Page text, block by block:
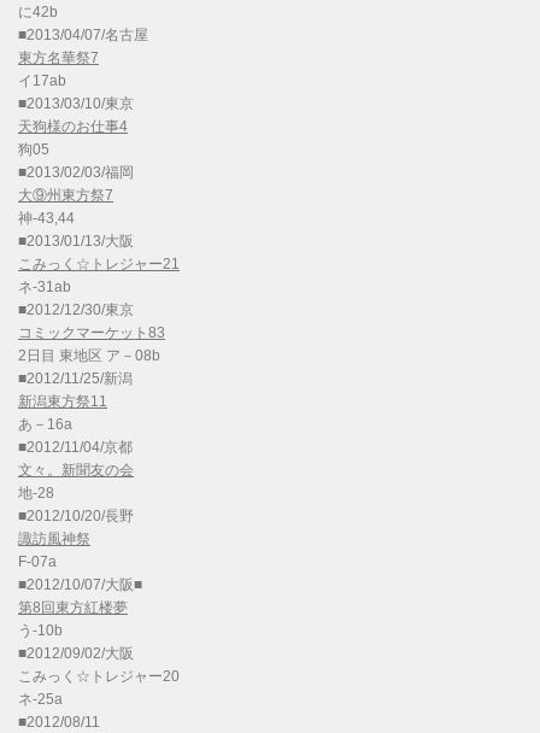
に42b
■2013/04/07/名古屋
東方名華祭7
イ17ab
■2013/03/10/東京
天狗様のお仕事4
狗05
■2013/02/03/福岡
大⑨州東方祭7
神-43,44
■2013/01/13/大阪
こみっく☆トレジャー21
ネ-31ab
■2012/12/30/東京
コミックマーケット83
2日目 東地区 ア－08b
■2012/11/25/新潟
新潟東方祭11
あ－16a
■2012/11/04/京都
文々。新聞友の会
地-28
■2012/10/20/長野
諏訪風神祭
F-07a
■2012/10/07/大阪■
第8回東方紅楼夢
う-10b
■2012/09/02/大阪
こみっく☆トレジャー20
ネ-25a
■2012/08/11